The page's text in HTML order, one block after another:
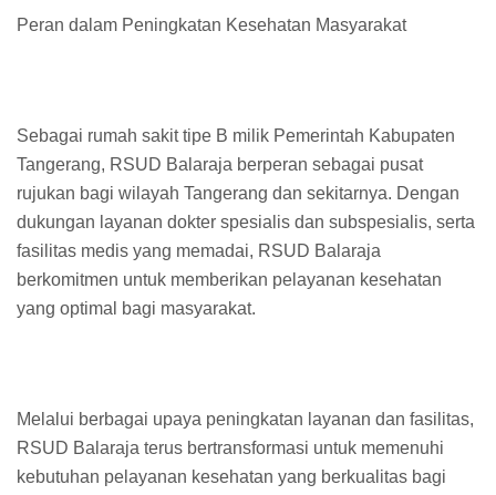
Peran dalam Peningkatan Kesehatan Masyarakat
Sebagai rumah sakit tipe B milik Pemerintah Kabupaten
Tangerang, RSUD Balaraja berperan sebagai pusat
rujukan bagi wilayah Tangerang dan sekitarnya. Dengan
dukungan layanan dokter spesialis dan subspesialis, serta
fasilitas medis yang memadai, RSUD Balaraja
berkomitmen untuk memberikan pelayanan kesehatan
yang optimal bagi masyarakat.
Melalui berbagai upaya peningkatan layanan dan fasilitas,
RSUD Balaraja terus bertransformasi untuk memenuhi
kebutuhan pelayanan kesehatan yang berkualitas bagi